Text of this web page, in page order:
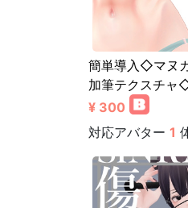
簡単導入◇マヌ
加筆テクスチャ
¥ 300
対応アバター 1